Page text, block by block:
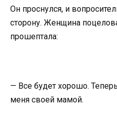
Он проснулся, и
сторону. Женщина
прошептала:
— Все будет хорошо.
меня своей мамой.